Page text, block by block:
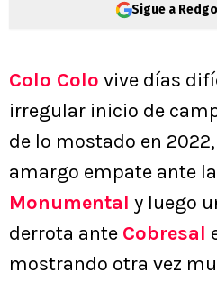
Sigue a
Colo Colo vive días
irregular inicio de
de lo mostado en
amargo empate ante
Monumental y luego
derrota ante Cobresal
mostrando otra vez